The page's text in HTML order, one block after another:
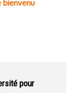
bienvenu
pour